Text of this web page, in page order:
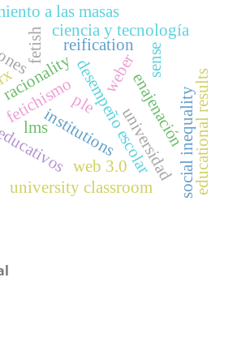
universidad
fetichismodesempeño escolarsocial inequality
racionality weber
institutions
fetish reification
enajenacióneducational results
ciencia y tecnología
ple
lms
web 3.0
a las masas
university classroom
sense